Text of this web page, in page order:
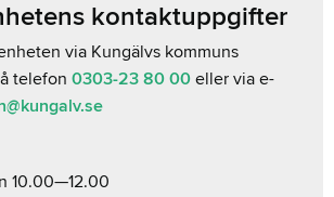
kontaktuppgifter
via Kungälvs kommuns
telefon 0303-23 80 00 eller via e-
10.00—12.00